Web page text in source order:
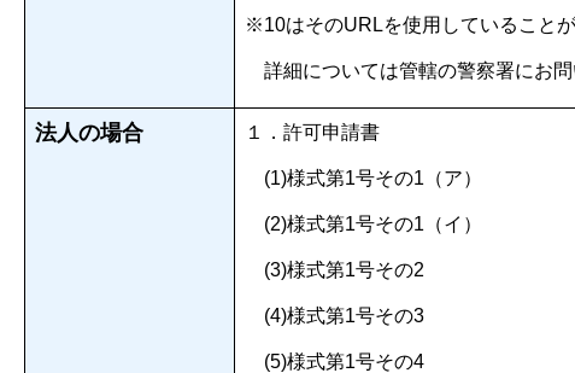
※10はそのURLを使用していること
詳細については管轄の警察署にお問
法人の場合 １．許可申請書
(1)様式第1号その1（ア）
(2)様式第1号その1（イ）
(3)様式第1号その2
(4)様式第1号その3
(5)様式第1号その4